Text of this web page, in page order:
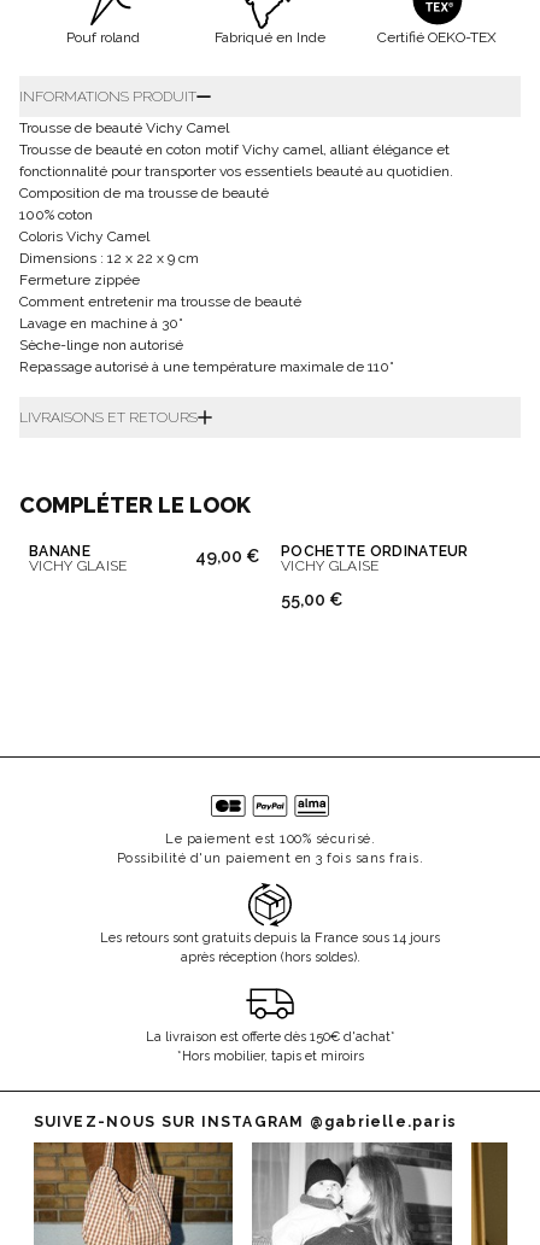
Pouf roland Fabriqué en Inde Certifié OEKO-TEX
INFORMATIONS PRODUIT
Trousse de beauté Vichy Camel
Trousse de beauté en coton motif Vichy camel, alliant élégance et
fonctionnalité pour transporter vos essentiels beauté au quotidien.
Composition de ma trousse de beauté
100% coton
Coloris Vichy Camel
Dimensions : 12 x 22 x 9 cm
Fermeture zippée
Comment entretenir ma trousse de beauté
Lavage en machine à 30°
Sèche-linge non autorisé
Repassage autorisé à une température maximale de 110°
LIVRAISONS ET RETOURS
COMPLÉTER LE LOOK
BANANE
VICHY GLAISE
49,00 €
POCHETTE ORDINATEUR
VICHY GLAISE
55,00 €
Le paiement est 100% sécurisé.
Possibilité d'un paiement en 3 fois sans frais.
Les retours sont gratuits depuis la France sous 14 jours
après réception (hors soldes).
La livraison est offerte dès 150€ d'achat*
*Hors mobilier, tapis et miroirs
SUIVEZ-NOUS SUR INSTAGRAM @gabrielle.paris